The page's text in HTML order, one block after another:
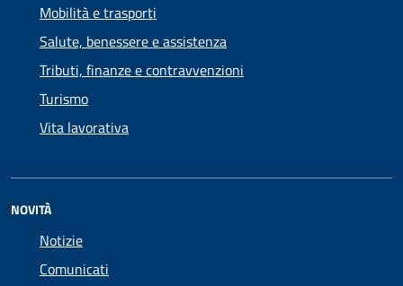
Mobilità e trasporti
Salute, benessere e assistenza
Tributi, finanze e contravvenzioni
Turismo
Vita lavorativa
NOVITÀ
Notizie
Comunicati